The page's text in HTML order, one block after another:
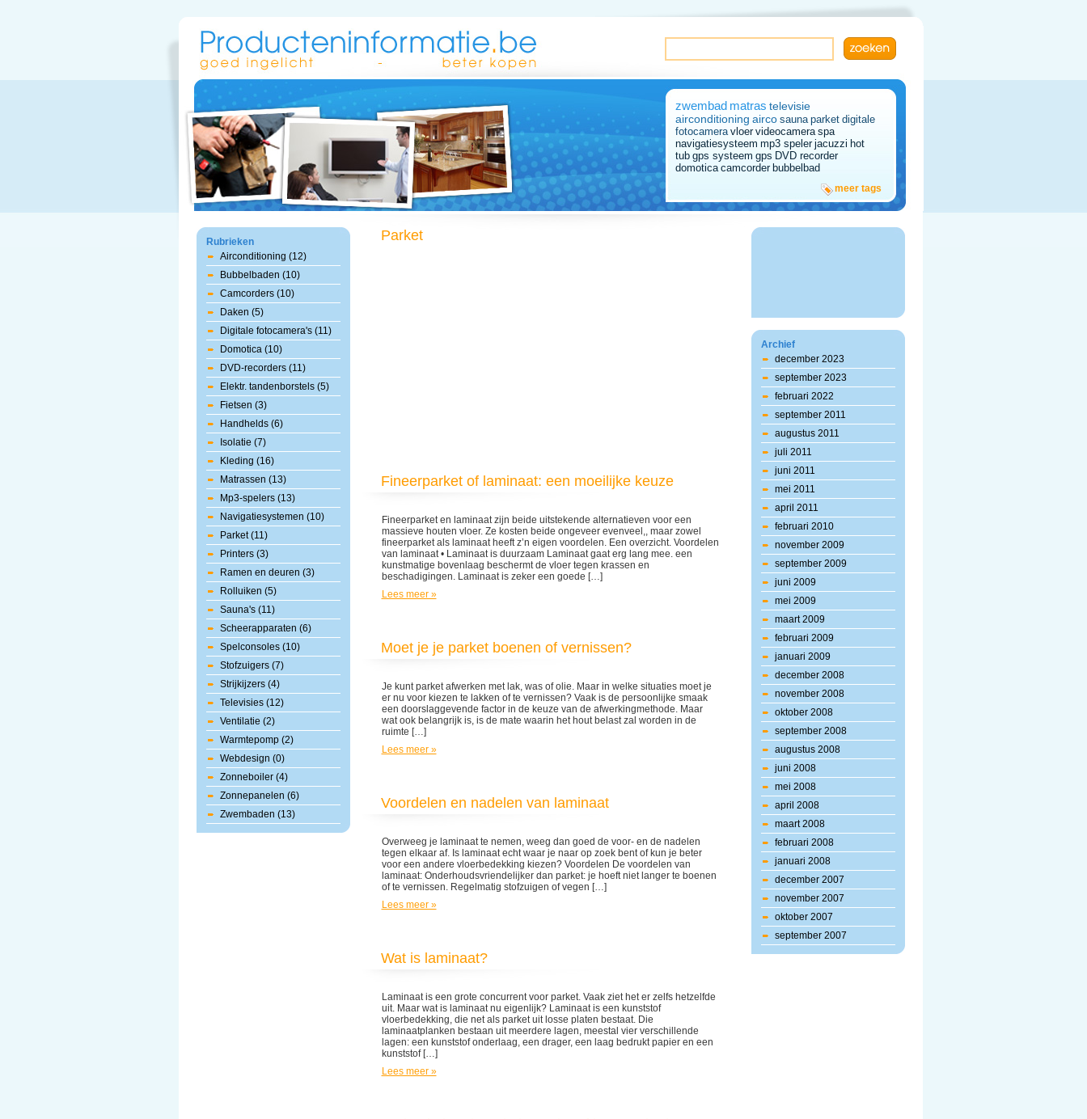
zwembad matras televisie
airconditioning airco sauna parket digitale
fotocamera vloer videocamera spa
navigatiesysteem mp3 speler jacuzzi hot
tub gps systeem gps DVD recorder
domotica camcorder bubbelbad
meer tags
Rubrieken
Airconditioning (12)
Bubbelbaden (10)
Camcorders (10)
Daken (5)
Digitale fotocamera's (11)
Domotica (10)
DVD-recorders (11)
Elektr. tandenborstels (5)
Fietsen (3)
Handhelds (6)
Isolatie (7)
Kleding (16)
Matrassen (13)
Mp3-spelers (13)
Navigatiesystemen (10)
Parket (11)
Printers (3)
Ramen en deuren (3)
Rolluiken (5)
Sauna's (11)
Scheerapparaten (6)
Spelconsoles (10)
Stofzuigers (7)
Strijkijzers (4)
Televisies (12)
Ventilatie (2)
Warmtepomp (2)
Webdesign (0)
Zonneboiler (4)
Zonnepanelen (6)
Zwembaden (13)
Parket
Fineerparket of laminaat: een moeilijke keuze
Fineerparket en laminaat zijn beide uitstekende alternatieven voor een
massieve houten vloer. Ze kosten beide ongeveer evenveel,, maar zowel
fineerparket als laminaat heeft z’n eigen voordelen. Een overzicht. Voordelen
van laminaat • Laminaat is duurzaam Laminaat gaat erg lang mee. een
kunstmatige bovenlaag beschermt de vloer tegen krassen en
beschadigingen. Laminaat is zeker een goede […]
Lees meer »
Moet je je parket boenen of vernissen?
Je kunt parket afwerken met lak, was of olie. Maar in welke situaties moet je
er nu voor kiezen te lakken of te vernissen? Vaak is de persoonlijke smaak
een doorslaggevende factor in de keuze van de afwerkingmethode. Maar
wat ook belangrijk is, is de mate waarin het hout belast zal worden in de
ruimte […]
Lees meer »
Voordelen en nadelen van laminaat
Overweeg je laminaat te nemen, weeg dan goed de voor- en de nadelen
tegen elkaar af. Is laminaat echt waar je naar op zoek bent of kun je beter
voor een andere vloerbedekking kiezen? Voordelen De voordelen van
laminaat: Onderhoudsvriendelijker dan parket: je hoeft niet langer te boenen
of te vernissen. Regelmatig stofzuigen of vegen […]
Lees meer »
Wat is laminaat?
Laminaat is een grote concurrent voor parket. Vaak ziet het er zelfs hetzelfde
uit. Maar wat is laminaat nu eigenlijk? Laminaat is een kunststof
vloerbedekking, die net als parket uit losse platen bestaat. Die
laminaatplanken bestaan uit meerdere lagen, meestal vier verschillende
lagen: een kunststof onderlaag, een drager, een laag bedrukt papier en een
kunststof […]
Lees meer »
Archief
december 2023
september 2023
februari 2022
september 2011
augustus 2011
juli 2011
juni 2011
mei 2011
april 2011
februari 2010
november 2009
september 2009
juni 2009
mei 2009
maart 2009
februari 2009
januari 2009
december 2008
november 2008
oktober 2008
september 2008
augustus 2008
juni 2008
mei 2008
april 2008
maart 2008
februari 2008
januari 2008
december 2007
november 2007
oktober 2007
september 2007